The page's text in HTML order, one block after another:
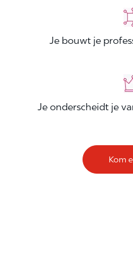
Je bouwt je
Je onderscheidt je
Kom